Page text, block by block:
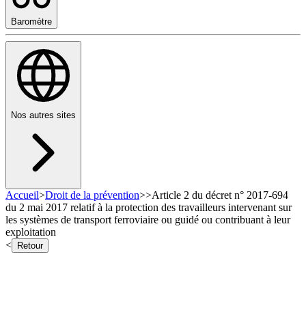
Baromètre
Nos autres sites
Accueil>Droit de la prévention>>Article 2 du décret n° 2017-694
du 2 mai 2017 relatif à la protection des travailleurs intervenant sur
les systèmes de transport ferroviaire ou guidé ou contribuant à leur
exploitation
<
Retour